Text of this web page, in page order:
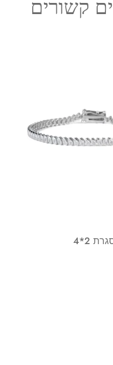
קשורים
2*4